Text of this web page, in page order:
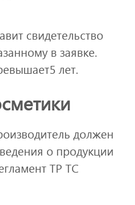
свидетельство
в заявке.
лет.
должен
о продукции
ТР ТС